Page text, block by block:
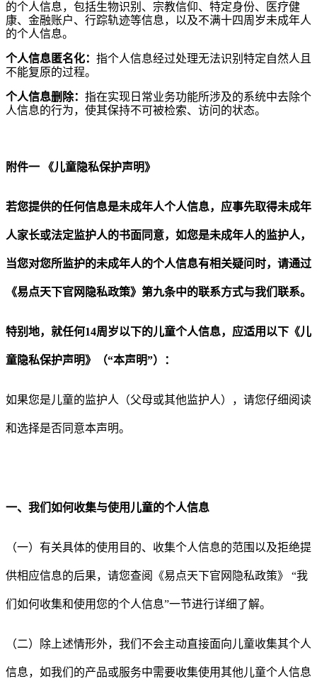
的个人信息，包括生物识别、宗教信仰、特定身份、医疗健
康、金融账户、行踪轨迹等信息，以及不满十四周岁未成年人
的个人信息。
个人信息匿名化： 指个人信息经过处理无法识别特定自然人且
不能复原的过程。
个人信息删除： 指在实现日常业务功能所涉及的系统中去除个
人信息的行为，使其保持不可被检索、访问的状态。
附件一 《儿童隐私保护声明》
若您提供的任何信息是未成年人个人信息，应事先取得未成年
人家长或法定监护人的书面同意，如您是未成年人的监护人，
当您对您所监护的未成年人的个人信息有相关疑问时， 请通过
《易点天下官网隐私政策》第九条中的联系方式与我们联系。
特别地，就任何14周岁以下的儿童个人信息，应适用以下《儿
童隐私保护声明》（“本声明”）：
如果您是儿童的监护人（父母或其他监护人），请您仔细阅读
和选择是否同意本声明。
一、我们如何收集与使用儿童的个人信息
（一）有关具体的使用目的、收集个人信息的范围以及拒绝提
供相应信息的后果，请您查阅 《易点天下官网隐私政策》 “我
们如何收集和使用您的个人信息”一节进行详细了解。
（二）除上述情形外，我们不会主动直接面向儿童收集其个人
信息，如我们的产品或服务中需要收集使用其他儿童个人信息